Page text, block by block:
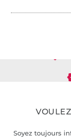
Plus de
Soyez toujours